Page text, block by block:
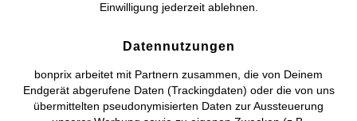
Deutsch Français
Einwilligung jederzeit ablehnen.
Datennutzungen
bonprix arbeitet mit Partnern zusammen, die von Deinem
Endgerät abgerufene Daten (Trackingdaten) oder die von uns
übermittelten pseudonymisierten Daten zur Aussteuerung